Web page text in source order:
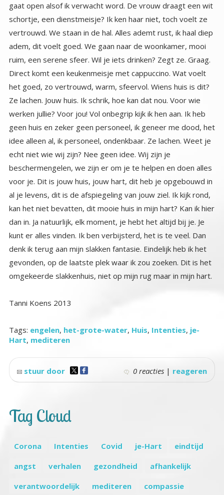
omgekeerde slakkenhuis, niet op mijn rug maar in mijn hart.
Tanni Koens 2013
Tags: engelen, het-grote-water, Huis, Intenties, je-
Hart, mediteren
0 reacties | reageren
stuur door
Tag Cloud
Corona Intenties Covid je-Hart
eindtijd
angst
verhalen gezondheid
afhankelijk
verantwoordelijk
mediteren
compassie